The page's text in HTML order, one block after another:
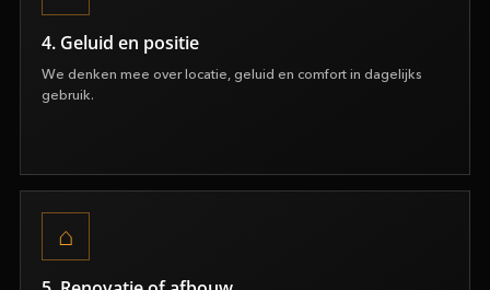
4. Geluid en positie
We denken mee over locatie, geluid en comfort in dagelijks
gebruik.